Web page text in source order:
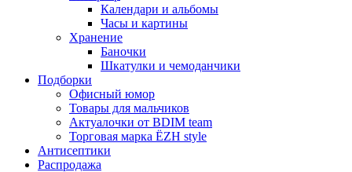
Календари и альбомы
Часы и картины
Хранение
Баночки
Шкатулки и чемоданчики
Подборки
Офисный юмор
Товары для мальчиков
Актуалочки от BDIM team
Торговая марка ЁZH style
Антисептики
Распродажа